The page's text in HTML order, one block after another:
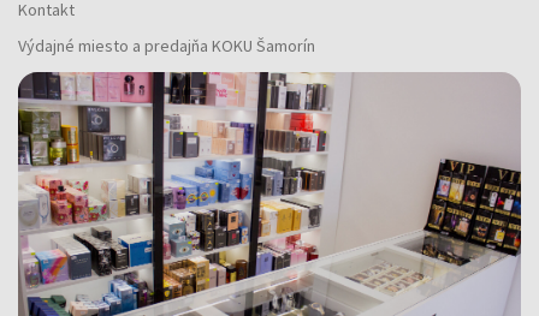
Kontakt
Výdajné miesto a predajňa KOKU Šamorín